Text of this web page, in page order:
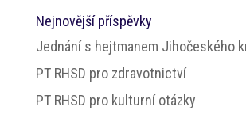
Nejnovější příspěvky
Jednání s hejtmanem Jihočeského
PT RHSD pro zdravotnictví
PT RHSD pro kulturní otázky